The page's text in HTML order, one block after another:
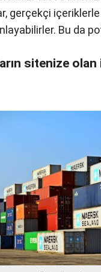
içerik
eden kullanıcılar,